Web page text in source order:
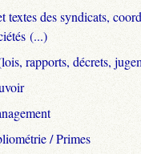
textes des syndicats,
(...)
rapports, décrets,
/ Primes